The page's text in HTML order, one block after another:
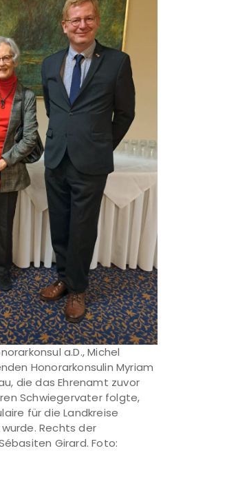
a.D., Michel
Honorarkonsulin Myriam
die das Ehrenamt zuvor
Schwiegervater folgte,
für die Landkreise
Rechts der
Girard. Foto: